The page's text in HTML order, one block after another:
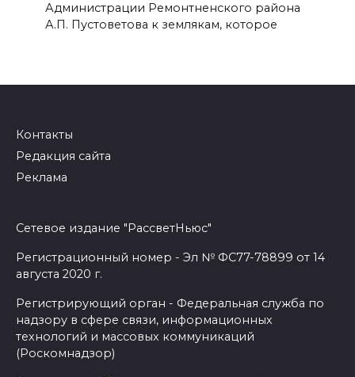
Администрации Ремонтненского района
А.П. Пустоветова к землякам, которое
Контакты
Редакция сайта
Реклама
Сетевое издание "РассветНьюс"
Регистрационный номер - Эл № ФС77-78899 от 14
августа 2020 г.
Регистрирующий орган - Федеральная служба по
надзору в сфере связи, информационных
технологий и массовых коммуникаций
(Роскомнадзор)